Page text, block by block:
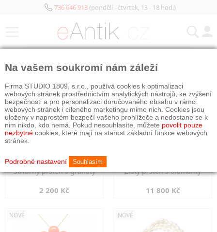
736 646 913(pondělí - čtvrtek, 13 - 18 hod.)
Stříbrný prsten s granáty
2 200 Kč
Zlatý prsten s diamanty
11 800 Kč
NOVÉ NOVÉ
Na vašem soukromí nám záleží
Firma STUDIO 1809, s.r.o., používá cookies k optimalizaci
webových stránek prostřednictvím analytických nástrojů, ke zvýšení
bezpečnosti a pro personalizaci doručovaného obsahu v rámci
webových stránek i cíleného marketingu mimo nich. Cookies jsou
uloženy v naprostém bezpečí vašeho prohlížeče a nedostane se k
nim nikdo, kdo nemá. Pokud nesouhlasíte, můžete povolit pouze
nezbytné cookies, které mají na starost základní funkce webových
stránek.
Podrobné nastavení Souhlasím